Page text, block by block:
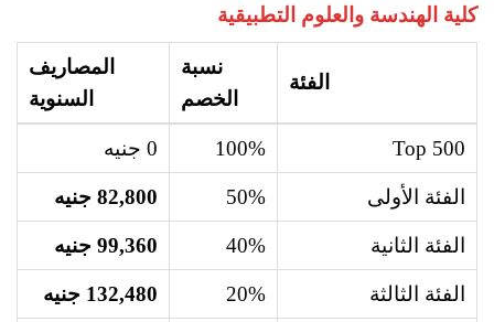
كلية الهندسة والعلوم التطبيقية
الفئة
نسبة
الخصم
المصاريف
السنوية
Top 500
100% 0 جنيه
الفئة الأولى 50% 82,800 جنيه
الفئة الثانية 40% 99,360 جنيه
الفئة الثالثة 20% 132,480 جنيه